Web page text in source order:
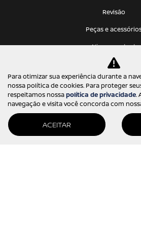
Revisão
Peças e
Nissan protect
CONTATO
Quem somos
Fale conosco
Trabalhe conosco
Política de
Para otimizar sua experiência durante a
nossa política de cookies. Para proteger
respeitamos nossapolítica de privacidade.
navegação e visita você concorda com
ACEITAR